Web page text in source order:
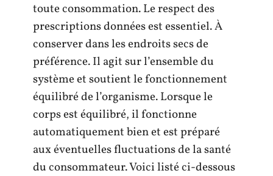
toute consommation. Le respect des
prescriptions données est essentiel. À
conserver dans les endroits secs de
préférence. Il agit sur l’ensemble du
système et soutient le fonctionnement
équilibré de l’organisme. Lorsque le
corps est équilibré, il fonctionne
automatiquement bien et est préparé
aux éventuelles fluctuations de la santé
du consommateur. Voici listé ci-dessous